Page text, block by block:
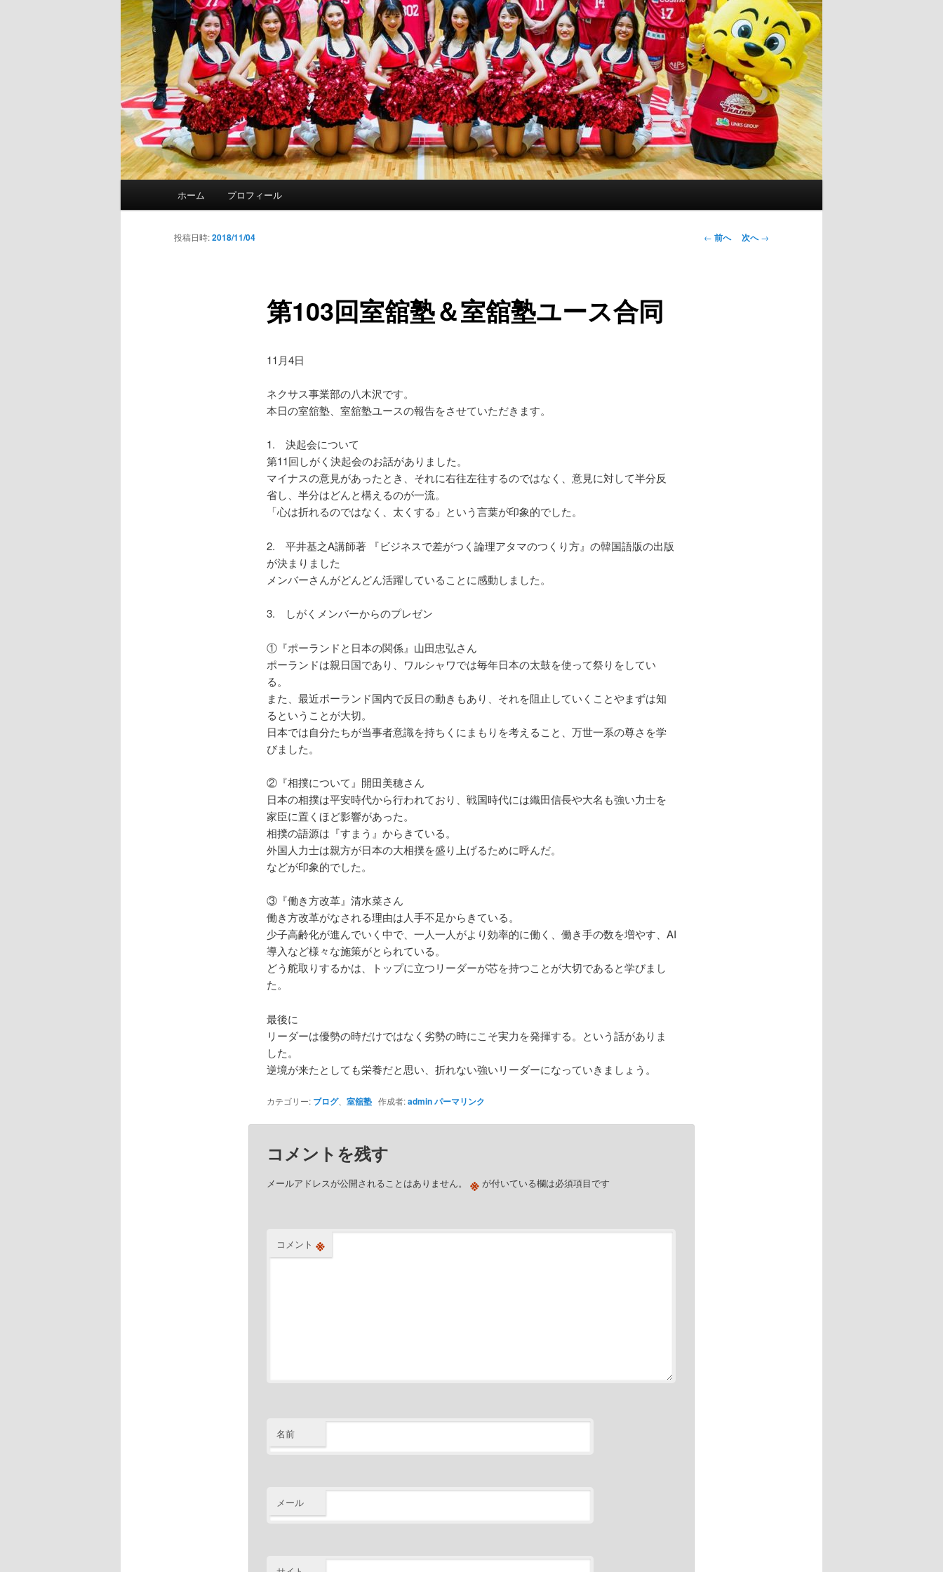
ホーム プロフィール
投
← 前へ 次へ→
第103回室舘塾＆室舘塾ユース合同
投稿日時:2018/11/04
11月4日
ネクサス事業部の八木沢です。
本日の室舘塾、室舘塾ユースの報告をさせていただきます。
1. 決起会について
第11回しがく決起会のお話がありました。
マイナスの意見があったとき、それに右往左往するのではなく、意見に対して半分反
省し、半分はどんと構えるのが一流。
「心は折れるのではなく、太くする」という言葉が印象的でした。
2. 平井基之A講師著 『ビジネスで差がつく論理アタマのつくり方』の韓国語版の出版
が決まりました
メンバーさんがどんどん活躍していることに感動しました。
3. しがくメンバーからのプレゼン
①『ポーランドと日本の関係』山田忠弘さん
ポーランドは親日国であり、ワルシャワでは毎年日本の太鼓を使って祭りをしてい
る。
また、最近ポーランド国内で反日の動きもあり、それを阻止していくことやまずは知
るということが大切。
日本では自分たちが当事者意識を持ちくにまもりを考えること、万世一系の尊さを学
びました。
②『相撲について』開田美穂さん
日本の相撲は平安時代から行われており、戦国時代には織田信長や大名も強い力士を
家臣に置くほど影響があった。
相撲の語源は『すまう』からきている。
外国人力士は親方が日本の大相撲を盛り上げるために呼んだ。
などが印象的でした。
③『働き方改革』清水菜さん
働き方改革がなされる理由は人手不足からきている。
少子高齢化が進んでいく中で、一人一人がより効率的に働く、働き手の数を増やす、AI
導入など様々な施策がとられている。
どう舵取りするかは、トップに立つリーダーが芯を持つことが大切であると学びまし
た。
最後に
リーダーは優勢の時だけではなく劣勢の時にこそ実力を発揮する。という話がありま
した。
逆境が来たとしても栄養だと思い、折れない強いリーダーになっていきましょう。
カテゴリー: ブログ、 室舘塾作成者:adminパーマリンク
コメントを残す
メールアドレスが公開されることはありません。 ※が付いている欄は必須項目です
コメント ※
名前
メール